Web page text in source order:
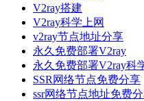
V2ray搭建
V2ray科学上网
v2ray节点地址分享
永久免费部署V2ray
永久免费部署V2ray科
SSR网络节点免费分享
ssr网络节点地址免费